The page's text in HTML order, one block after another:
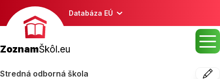
Databáza EÚ
ZoznamŠkôl.eu
Stredná odborná škola